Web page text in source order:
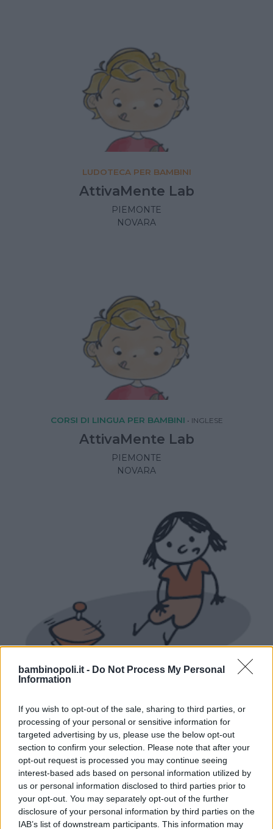
bambinopoli.it - Do Not Process My Personal
Information
If you wish to opt-out of the sale, sharing to third parties, or
processing of your personal or sensitive information for
targeted advertising by us, please use the below opt-out
section to confirm your selection. Please note that after your
opt-out request is processed you may continue seeing
interest-based ads based on personal information utilized by
us or personal information disclosed to third parties prior to
your opt-out. You may separately opt-out of the further
disclosure of your personal information by third parties on the
IAB’s list of downstream participants. This information may
LUDOTECA PER BAMBINI
AttivaMente Lab
PIEMONTE
NOVARA
CORSI DI LINGUA PER BAMBINI • INGLESE
AttivaMente Lab
PIEMONTE
NOVARA
ASILI NIDO • MICRONIDO
Micro-Nido La giravolta
PIEMONTE
BRUINO (TORINO)